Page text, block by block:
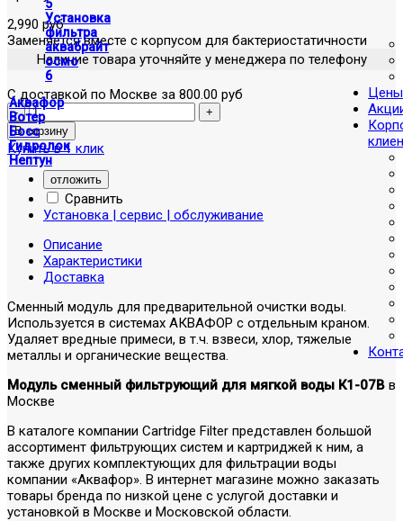
5
Установка
фильтра
аквабрайт
осмо
6
Аквафор
Вотер
Босс
Гидролок
Нептун
Цены
2,990 руб
Заменяется вместе с корпусом для бактериостатичности
Наличие товара уточняйте у менеджера по телефону
С доставкой по Москве за 800.00 руб
Купить в 1 клик
отложить
Сравнить
Установка | сервис | обслуживание
Описание
Характеристики
Доставка
Сменный модуль для предварительной очистки воды.
Используется в системах АКВАФОР с отдельным краном.
Удаляет вредные примеси, в т.ч. взвеси, хлор, тяжелые
металлы и органические вещества.
Модуль сменный фильтрующий для мягкой воды К1-07В в
Москве
В каталоге компании Cartridge Filter представлен большой
ассортимент фильтрующих систем и картриджей к ним, а
также других комплектующих для фильтрации воды
компании «Аквафор». В интернет магазине можно заказать
товары бренда по низкой цене с услугой доставки и
установкой в Москве и Московской области.